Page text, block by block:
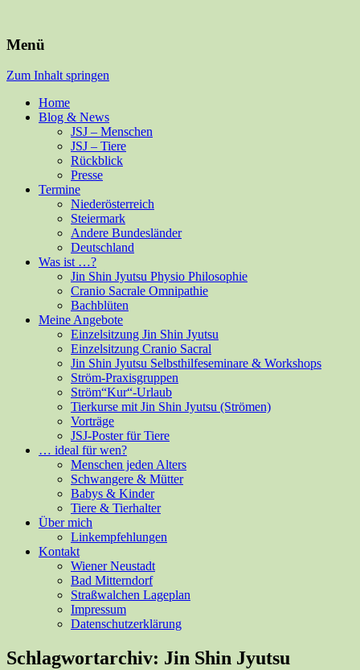
Isabella Habsburg
Menü
Zum Inhalt springen
Home
Blog & News
JSJ – Menschen
JSJ – Tiere
Rückblick
Presse
Termine
Niederösterreich
Steiermark
Andere Bundesländer
Deutschland
Was ist …?
Jin Shin Jyutsu Physio Philosophie
Cranio Sacrale Omnipathie
Bachblüten
Meine Angebote
Einzelsitzung Jin Shin Jyutsu
Einzelsitzung Cranio Sacral
Jin Shin Jyutsu Selbsthilfeseminare & Workshops
Ström-Praxisgruppen
Ström“Kur“-Urlaub
Tierkurse mit Jin Shin Jyutsu (Strömen)
Vorträge
JSJ-Poster für Tiere
… ideal für wen?
Menschen jeden Alters
Schwangere & Mütter
Babys & Kinder
Tiere & Tierhalter
Über mich
Linkempfehlungen
Kontakt
Wiener Neustadt
Bad Mitterndorf
Straßwalchen Lageplan
Impressum
Datenschutzerklärung
Schlagwortarchiv: Jin Shin Jyutsu